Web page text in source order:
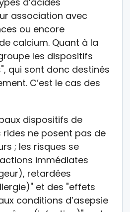
association avec
ou encore
calcium. Quant à la
les dispositifs
qui sont donc destinés
C’est le cas des
dispositifs de
ne posent pas de
; les risques se
immédiates
retardées
et des "effets
conditions d’asepsie